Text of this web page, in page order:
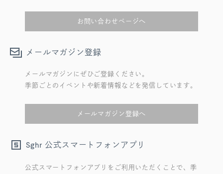
お問い合わせページへ
メールマガジン登録
メールマガジンにぜひご登録ください。
季節ごとのイベントや新着情報などを発信しています。
メールマガジン登録へ
Sghr 公式スマートフォンアプリ
公式スマートフォンアプリをご利用いただくことで、季